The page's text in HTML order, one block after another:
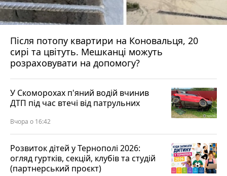
Після потопу квартири на Коновальця, 20
сирі та цвітуть. Мешканці можуть
розраховувати на допомогу?
У Скоморохах п'яний водій вчинив
ДТП під час втечі від патрульних
Вчора о 16:42
Розвиток дітей у Тернополі 2026:
огляд гуртків, секцій, клубів та студій
(партнерський проєкт)